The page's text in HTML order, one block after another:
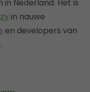
Nederland. Het is
in nauwe
en developers van